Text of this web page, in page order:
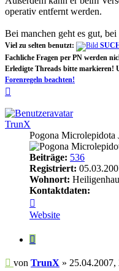
operativ entfernt werden.
Bei manchen geht es gut,
Viel zu selten benutzt:
Fachliche Fragen per PN werden
Erledigte Threads bitte markieren!
Forenregeln beachten!
TrunX
Pogona Microlepidota
Beiträge: 536
Registriert:
Wohnort:
Kontaktdaten:
von
Website
Zitieren
Beitrag
von TrunX » 25.04.2007,